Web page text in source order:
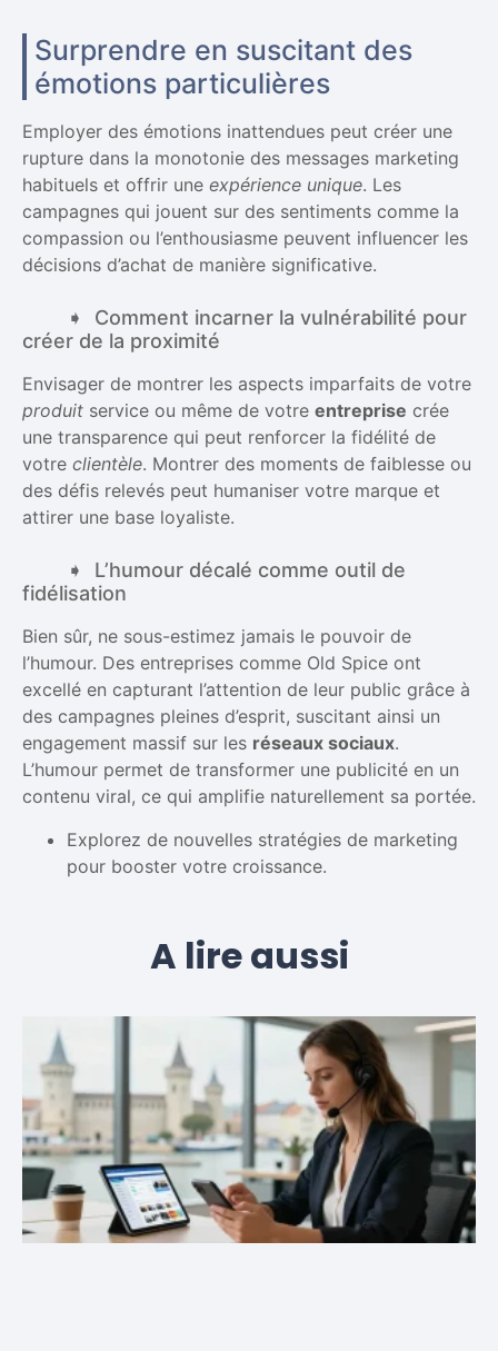
Surprendre en suscitant des
émotions particulières
Employer des émotions inattendues peut créer une
rupture dans la monotonie des messages marketing
habituels et offrir une expérience unique. Les
campagnes qui jouent sur des sentiments comme la
compassion ou l’enthousiasme peuvent influencer les
décisions d’achat de manière significative.
Comment incarner la vulnérabilité pour
créer de la proximité
Envisager de montrer les aspects imparfaits de votre
produit service ou même de votre entreprise crée
une transparence qui peut renforcer la fidélité de
votre clientèle. Montrer des moments de faiblesse ou
des défis relevés peut humaniser votre marque et
attirer une base loyaliste.
L’humour décalé comme outil de
fidélisation
Bien sûr, ne sous-estimez jamais le pouvoir de
l’humour. Des entreprises comme Old Spice ont
excellé en capturant l’attention de leur public grâce à
des campagnes pleines d’esprit, suscitant ainsi un
engagement massif sur les réseaux sociaux.
L’humour permet de transformer une publicité en un
contenu viral, ce qui amplifie naturellement sa portée.
Explorez de nouvelles stratégies de marketing
pour booster votre croissance.
A lire aussi